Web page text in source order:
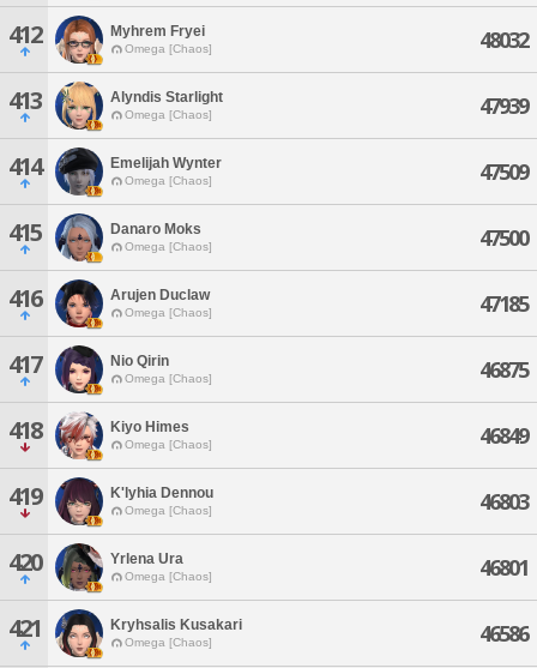
412 Myhrem Fryei
Omega [Chaos] 48032
413 Alyndis Starlight
Omega [Chaos] 47939
414 Emelijah Wynter
Omega [Chaos] 47509
415 Danaro Moks
Omega [Chaos] 47500
416 Arujen Duclaw
Omega [Chaos] 47185
417 Nio Qirin
Omega [Chaos] 46875
418 Kiyo Himes
Omega [Chaos] 46849
419 K'lyhia Dennou
Omega [Chaos] 46803
420 Yrlena Ura
Omega [Chaos] 46801
421 Kryhsalis Kusakari
Omega [Chaos] 46586